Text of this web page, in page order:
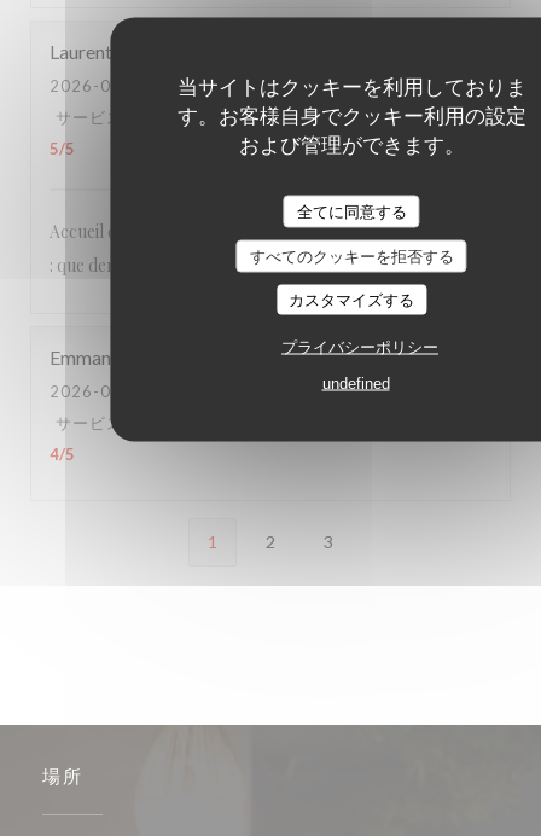
当サイトはクッキーを利用しておりま
す。お客様自身でクッキー利用の設定
および管理ができます。
全てに同意する
すべてのクッキーを拒否する
カスタマイズする
プライバシーポリシー
undefined
Laurent
2026-06-25
- 19:30 - ゲスト 3
サービス
雰囲気 : 5/5 メニュー: 5/5 品質-価格:
5/5
Accueil et services agréables et détendus, cuisine délicieuse
: que demander de plus ?
Emmanuel
2026-06-20
サービス
4/5
1 2 3
場所